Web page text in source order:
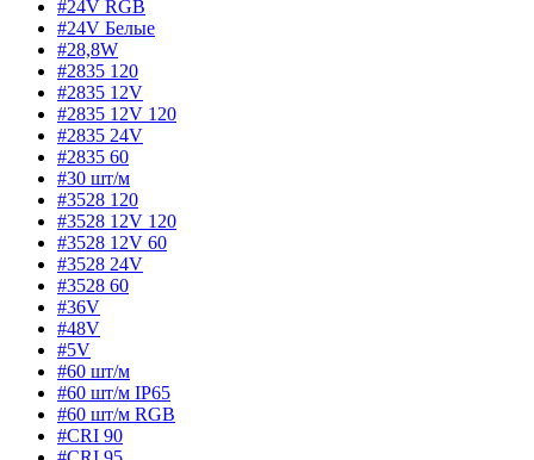
#24V RGB
#24V Белые
#28,8W
#2835 120
#2835 12V
#2835 12V 120
#2835 24V
#2835 60
#30 шт/м
#3528 120
#3528 12V 120
#3528 12V 60
#3528 24V
#3528 60
#36V
#48V
#5V
#60 шт/м
#60 шт/м IP65
#60 шт/м RGB
#CRI 90